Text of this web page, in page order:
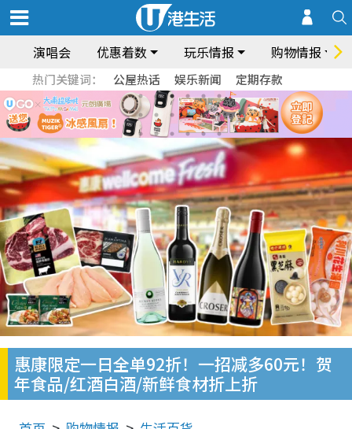
演唱会 优惠着数 玩乐情报 购物情报
热门关键词： 公屋热话 娱乐新闻 定期存款
惠康限定一日全单92折！一招减多60元！贺
年食品/红酒白酒/新鲜食材折上折